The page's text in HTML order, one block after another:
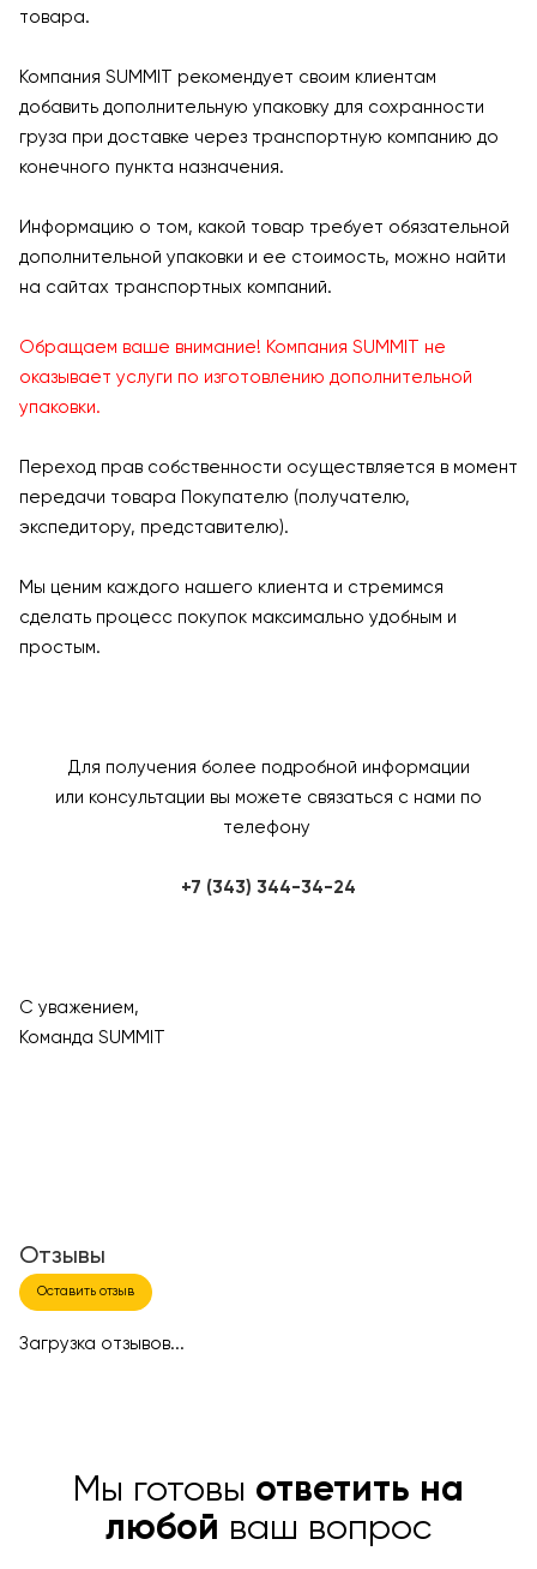
товара.
Компания SUMMIT рекомендует своим клиентам
добавить дополнительную упаковку для сохранности
груза при доставке через транспортную компанию до
конечного пункта назначения.
Информацию о том, какой товар требует обязательной
дополнительной упаковки и ее стоимость, можно найти
на сайтах транспортных компаний.
Обращаем ваше внимание! Компания SUMMIT не
оказывает услуги по изготовлению дополнительной
упаковки.
Переход прав собственности осуществляется в момент
передачи товара Покупателю (получателю,
экспедитору, представителю).
Мы ценим каждого нашего клиента и стремимся
сделать процесс покупок максимально удобным и
простым.
Для получения более подробной информации
или консультации вы можете связаться с нами по
телефону
+7 (343) 344-34-24
С уважением,
Команда SUMMIT
Отзывы
Оставить отзыв
Загрузка отзывов...
Мы готовы ответить на
любой ваш вопрос